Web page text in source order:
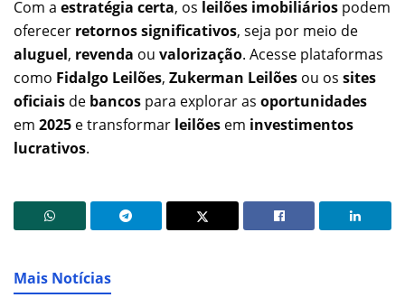
Com a estratégia certa, os leilões imobiliários podem
oferecer retornos significativos, seja por meio de
aluguel, revenda ou valorização. Acesse plataformas
como Fidalgo Leilões, Zukerman Leilões ou os sites
oficiais de bancos para explorar as oportunidades
em 2025 e transformar leilões em investimentos
lucrativos.
Mais Notícias